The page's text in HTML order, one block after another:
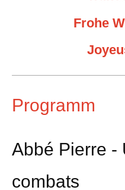
Frohe
Programm
Abbé Pierre -
combats